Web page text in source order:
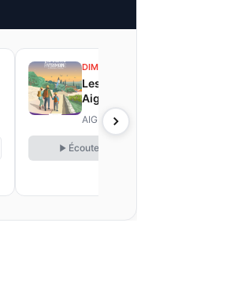
DIM. 9 AOÛT
Les visites patrimoine :
Aiguèze
AIGUEZE
Écouter